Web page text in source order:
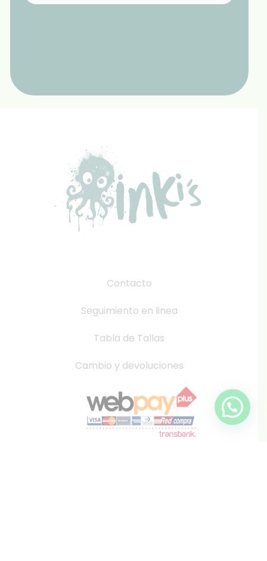
Contacto
Seguimiento en linea
Tabla de Tallas
Cambio y devoluciones